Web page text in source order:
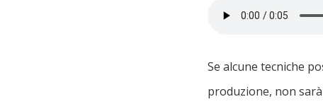
Se alcune tecniche
produzione, non